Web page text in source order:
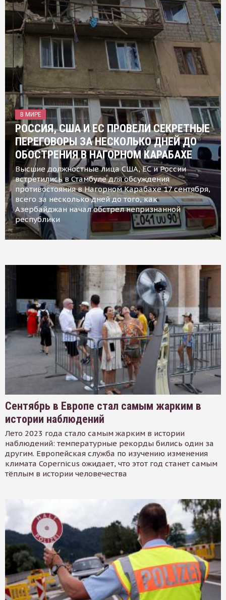
В МИРЕ
РОССИЯ, США И ЕС ПРОВЕЛИ СЕКРЕТНЫЕ
ПЕРЕГОВОРЫ ЗА НЕСКОЛЬКО ДНЕЙ ДО
ОБОСТРЕНИЯ В НАГОРНОМ КАРАБАХЕ
Высшие должностные лица США, ЕС и России
встретились в Стамбуле для обсуждения
противостояния в Нагорном Карабахе 17 сентября,
всего за несколько дней до того, как
Азербайджан начал обстрел непризнанной
республики
Сентябрь в Европе стал самым жарким в
истории наблюдений
Лето 2023 года стало самым жарким в истории
наблюдений: температурные рекорды бились один за
другим. Европейская служба по изучению изменения
климата Copernicus ожидает, что этот год станет самым
тёплым в истории человечества